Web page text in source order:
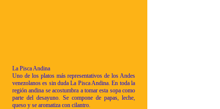
La Pisca Andina
Uno de los platos más representativos de los Andes
venezolanos es sin duda La Pisca Andina. En toda la
región andina se acostumbra a tomar esta sopa como
parte del desayuno. Se compone de papas, leche,
queso y se aromatiza con cilantro.